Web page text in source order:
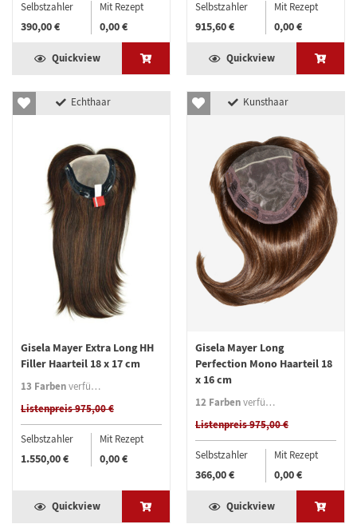
Selbstzahler
390,00 €
Mit Rezept
0,00 €
Quickview
Selbstzahler
915,60 €
Mit Rezept
0,00 €
Quickview
Echthaar
Gisela Mayer Extra Long HH
Filler Haarteil 18 x 17 cm
13 Farbenverfügbar
Listenpreis 975,00 €
Selbstzahler
1.550,00 €
Mit Rezept
0,00 €
Quickview
Kunsthaar
Gisela Mayer Long
Perfection Mono Haarteil 18
x 16 cm
12 Farbenverfügbar
Listenpreis 975,00 €
Selbstzahler
366,00 €
Mit Rezept
0,00 €
Quickview